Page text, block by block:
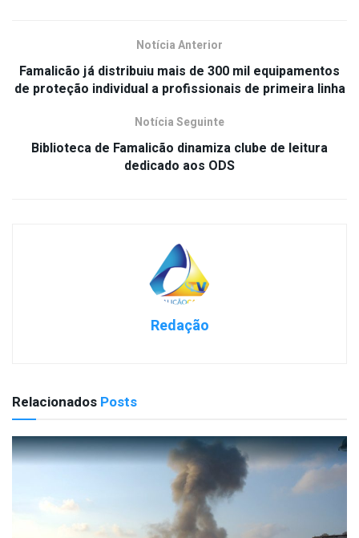
Notícia Anterior
Famalicão já distribuiu mais de 300 mil equipamentos
de proteção individual a profissionais de primeira linha
Notícia Seguinte
Biblioteca de Famalicão dinamiza clube de leitura
dedicado aos ODS
Redação
Relacionados Posts